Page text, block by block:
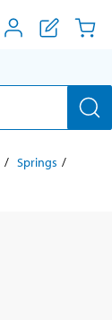
Springs